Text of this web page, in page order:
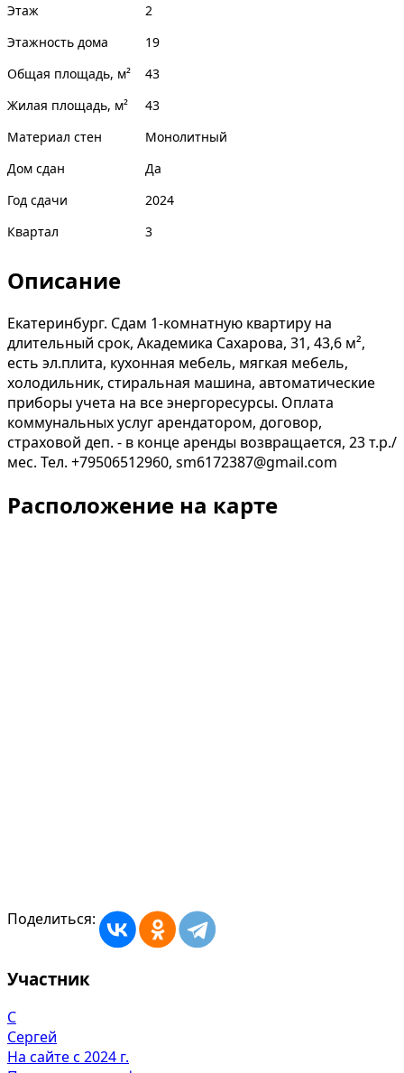
Этаж
2
Этажность дома
19
Общая площадь, м²
43
Жилая площадь, м²
43
Материал стен
Монолитный
Дом сдан
Да
Год сдачи
2024
Квартал
3
Описание
Екатеринбург. Сдам 1-комнатную квартиру на
длительный срок, Академика Сахарова, 31, 43,6 м²,
есть эл.плита, кухонная мебель, мягкая мебель,
холодильник, стиральная машина, автоматические
приборы учета на все энергоресурсы. Оплата
коммунальных услуг арендатором, договор,
страховой деп. - в конце аренды возвращается, 23 т.р./
мес. Тел. +79506512960, sm6172387@gmail.com
Расположение на карте
Поделиться:
Участник
С
Сергей
На сайте с 2024 г.